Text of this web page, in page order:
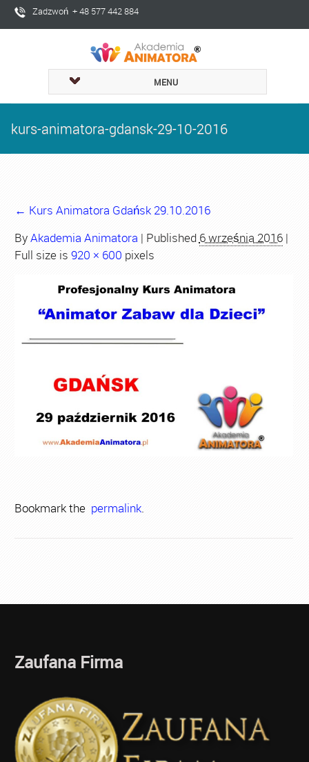
Zadzwoń + 48 577 442 884
MENU
kurs-animatora-gdansk-29-10-2016
← Kurs Animatora Gdańsk 29.10.2016
ByAkademia Animatora | Published 6 września 2016|
Full size is 920 × 600 pixels
Bookmark thepermalink.
Zaufana Firma